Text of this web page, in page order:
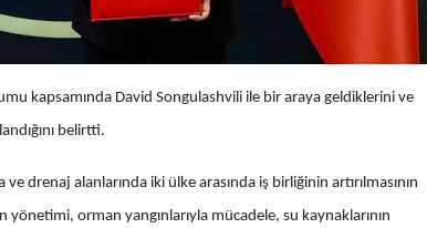
kapsamında David Songulashvili ile bir araya geldiklerini ve
belirtti.
drenaj alanlarında iki ülke arasında iş birliğinin artırılmasının
yönetimi, orman yangınlarıyla mücadele, su kaynaklarının